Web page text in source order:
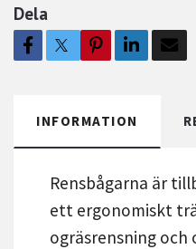
Dela
INFORMATION
Rensbågarna är
ett ergonomiskt
ogräsrensning och